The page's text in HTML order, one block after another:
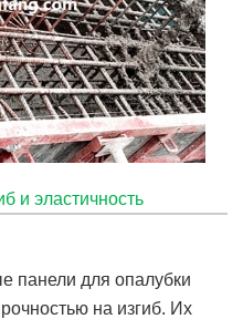
и эластичность
панели для опалубки
на изгиб. Их